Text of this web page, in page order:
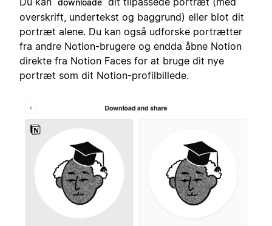
downloade
overskrift, undertekst og baggrund) eller blot dit
portræt alene. Du kan også udforske portrætter
fra andre Notion-brugere og endda åbne Notion
direkte fra Notion Faces for at bruge dit nye
portræt som dit Notion-profilbillede.